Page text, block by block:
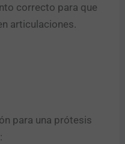
correcto para que
articulaciones.
para una prótesis